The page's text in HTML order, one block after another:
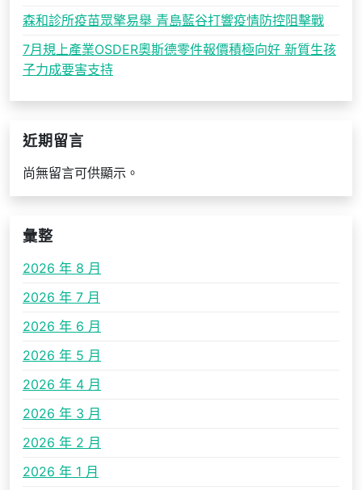
森和診所疫苗眾擎易舉 青島藍谷打響疫情防控阻擊戰
7月規上產業OSDER奧斯德零件報價積極向好 新質生孩
子力成要害支持
近期留言
尚無留言可供顯示。
彙整
2026 年 8 月
2026 年 7 月
2026 年 6 月
2026 年 5 月
2026 年 4 月
2026 年 3 月
2026 年 2 月
2026 年 1 月